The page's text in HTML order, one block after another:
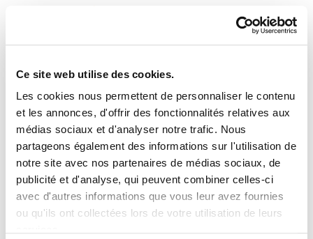
Ce site web utilise des cookies.
Les cookies nous permettent de personnaliser le contenu
et les annonces, d'offrir des fonctionnalités relatives aux
médias sociaux et d'analyser notre trafic. Nous
partageons également des informations sur l'utilisation de
notre site avec nos partenaires de médias sociaux, de
publicité et d'analyse, qui peuvent combiner celles-ci
avec d'autres informations que vous leur avez fournies
ou qu'ils ont collectées lors de votre utilisation de leurs
ELA Astekaria 348
PLAN DU SITE ACCESSIBILITÉ CONTACT
Manu Robles-Arangiz Institutua Fundazioa
Barrainkua 13 - 48009 Bilbo -